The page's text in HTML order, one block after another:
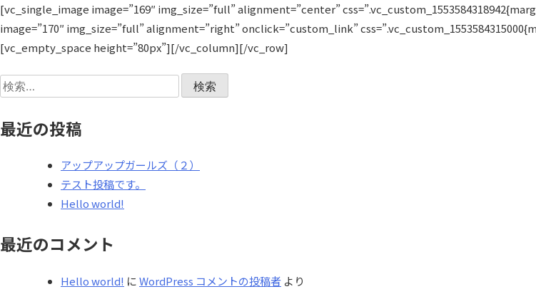
[vc_single_image image=”169″ img_size=”full” alignment=”center”
image=”170″ img_size=”full” alignment=”right” onclick=”custom_link”
[vc_empty_space height=”80px”][/vc_column][/vc_row]
検
索:
最近の投稿
アップアップガールズ（２）
テスト投稿です。
Hello world!
最近のコメント
Hello world! にWordPress コメントの投稿者 より